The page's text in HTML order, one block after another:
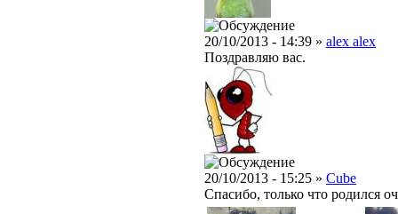
20/10/2013 - 14:39 » alex alex
Поздравляю вас.
20/10/2013 - 15:25 » Cube
Спасибо, только что родился